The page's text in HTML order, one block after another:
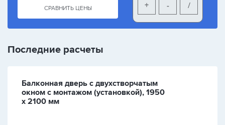
СРАВНИТЬ ЦЕНЫ + - /
Последние расчеты
Балконная дверь с двухстворчатым
окном с монтажом (установкой), 1950
х 2100 мм